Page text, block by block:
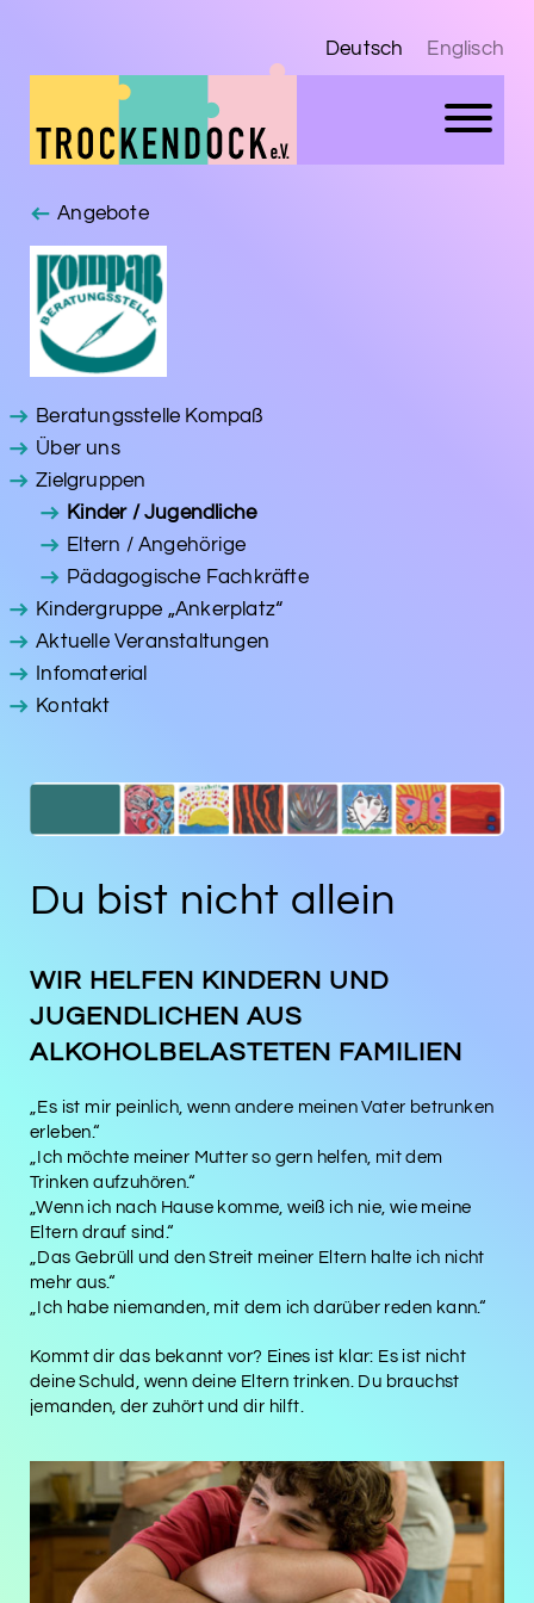
Deutsch Englisch
Angebote
Beratungsstelle Kompaß
Über uns
Zielgruppen
Kinder / Jugendliche
Eltern / Angehörige
Pädagogische Fachkräfte
Kindergruppe „Ankerplatz“
Aktuelle Veranstaltungen
Infomaterial
Kontakt
Du bist nicht allein
WIR HELFEN KINDERN UND
JUGENDLICHEN AUS
ALKOHOLBELASTETEN FAMILIEN
„Es ist mir peinlich, wenn andere meinen Vater betrunken
erleben.“
„Ich möchte meiner Mutter so gern helfen, mit dem
Trinken aufzuhören.“
„Wenn ich nach Hause komme, weiß ich nie, wie meine
Eltern drauf sind.“
„Das Gebrüll und den Streit meiner Eltern halte ich nicht
mehr aus.“
„Ich habe niemanden, mit dem ich darüber reden kann.“
Kommt dir das bekannt vor? Eines ist klar: Es ist nicht
deine Schuld, wenn deine Eltern trinken. Du brauchst
jemanden, der zuhört und dir hilft.